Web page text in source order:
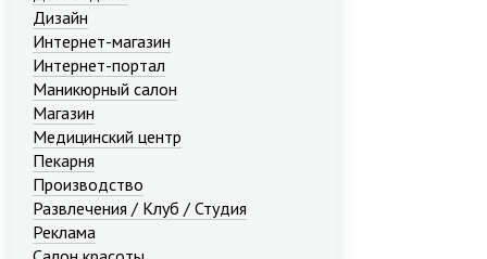
Дизайн
Интернет-магазин
Интернет-портал
Маникюрный салон
Магазин
Медицинский центр
Пекарня
Производство
Развлечения / Клуб / Студия
Реклама